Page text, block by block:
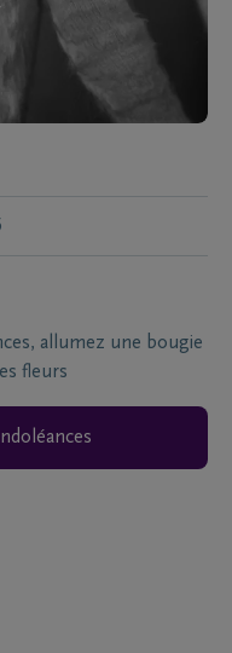
allumez une bougie
fleurs